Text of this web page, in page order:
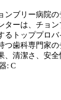
ンブリー病院の
ターは、チョ
るトッププロ
つ歯科専門家
、清潔さ、安
: C